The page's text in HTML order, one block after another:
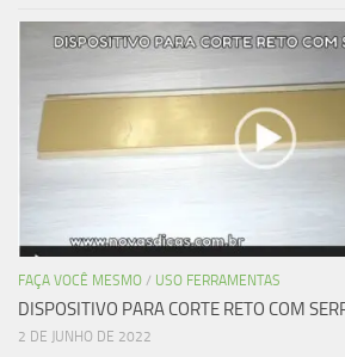
FAÇA VOCÊ MESMO / USO FERRAMENTAS
DISPOSITIVO PARA CORTE RETO COM
2 DE JUNHO DE 2022